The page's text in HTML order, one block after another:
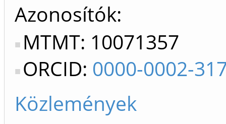
Azonosítók
MTMT: 10071357
ORCID: 0000-0002-
Közlemények